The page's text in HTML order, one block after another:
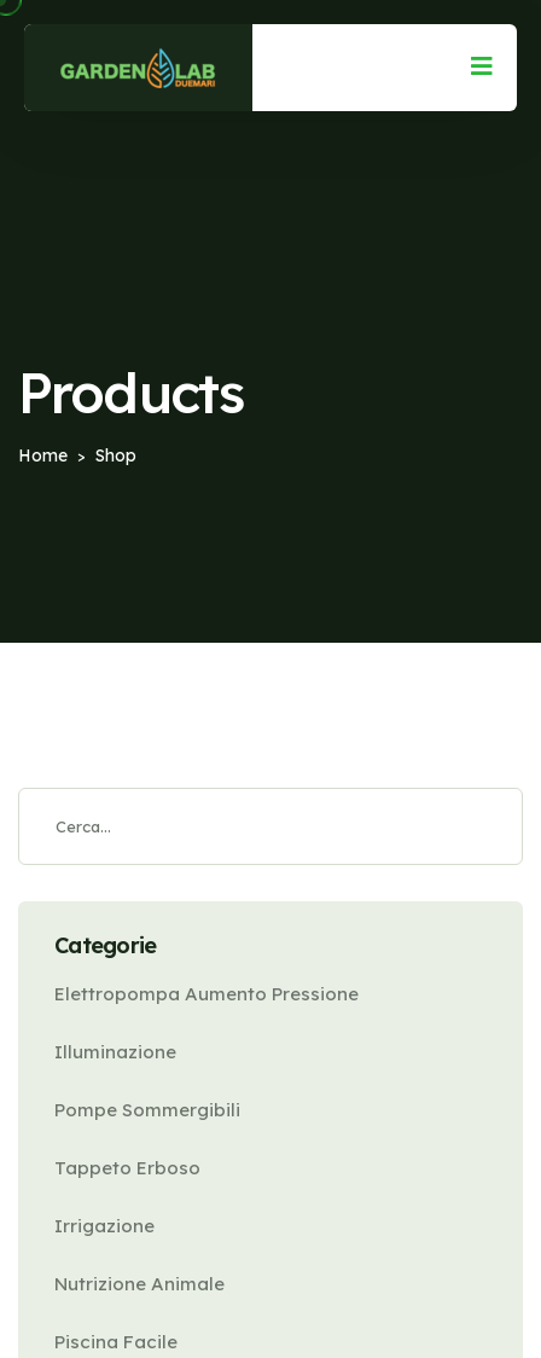
Products
Home > Shop
Categorie
Elettropompa Aumento Pressione
Illuminazione
Pompe Sommergibili
Tappeto Erboso
Irrigazione
Nutrizione Animale
Piscina Facile